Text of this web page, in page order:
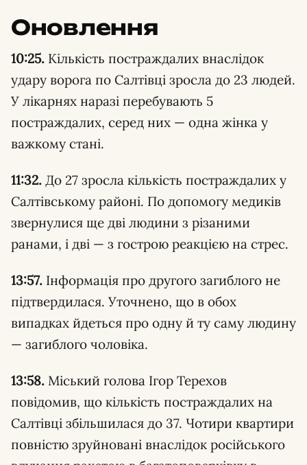
Оновлення
10:25. Кількість постраждалих внаслідок
удару ворога по Салтівці зросла до 23 людей.
У лікарнях наразі перебувають 5
постраждалих, серед них — одна жінка у
важкому стані.
11:32. До 27 зросла кількість постраждалих у
Салтівському районі. По допомогу медиків
звернулися ще дві людини з різаними
ранами, і дві — з гострою реакцією на стрес.
13:57. Інформація про другого загиблого не
підтвердилася. Уточнено, що в обох
випадках йдеться про одну й ту саму людину
— загиблого чоловіка.
13:58. Міський голова Ігор Терехов
повідомив, що кількість постраждалих на
Салтівці збільшилася до 37. Чотири квартири
повністю зруйновані внаслідок російського